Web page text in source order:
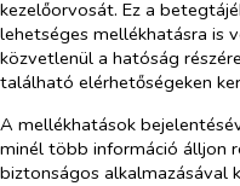
kezelőorvosát. Ez a
lehetséges mellékhatásra is
közvetlenül a hatóság
található elérhetőségeken
A mellékhatások
minél több információ álljon
biztonságos alkalmazásával